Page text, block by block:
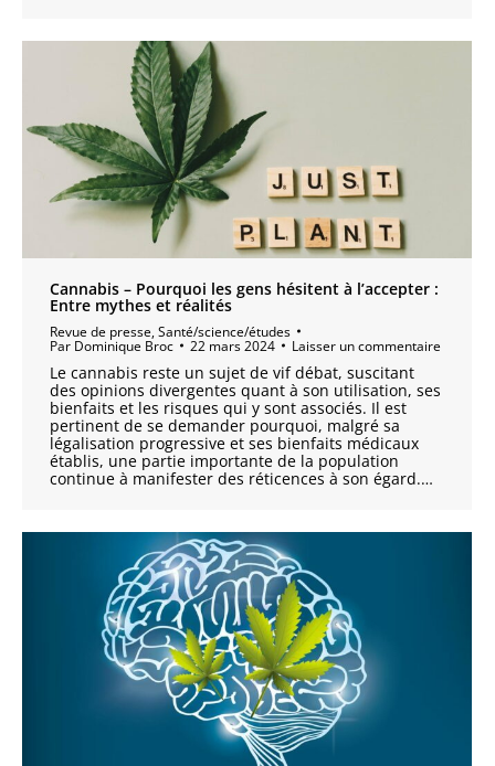
Cannabis – Pourquoi les gens hésitent à l’accepter :
Entre mythes et réalités
Revue de presse,Santé/science/études
Par Dominique Broc 22 mars 2024 Laisser un commentaire
Le cannabis reste un sujet de vif débat, suscitant
des opinions divergentes quant à son utilisation, ses
bienfaits et les risques qui y sont associés. Il est
pertinent de se demander pourquoi, malgré sa
légalisation progressive et ses bienfaits médicaux
établis, une partie importante de la population
continue à manifester des réticences à son égard.…